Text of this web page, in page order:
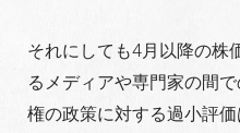
それにしても4月以降の株
るメディアや専門家の間
権の政策に対する過小評